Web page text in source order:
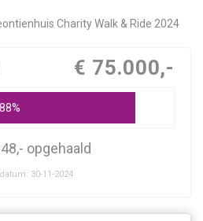
Charity Walk & Ride 2024
€ 75.000,-
88%
opgehaald
30-11-2024